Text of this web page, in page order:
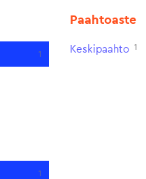
1
Paahtoaste
Keskipaahto 1
1